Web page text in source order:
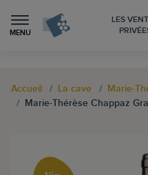
MENU
LES
Accueil La cave
Marie-
Marie-Thérèse Chappaz